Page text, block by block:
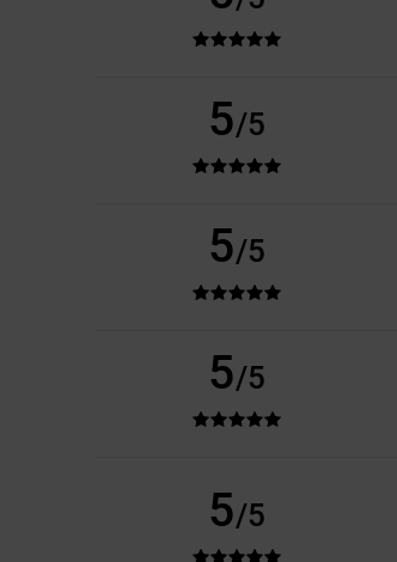
5/5
5/5
5/5
5/5